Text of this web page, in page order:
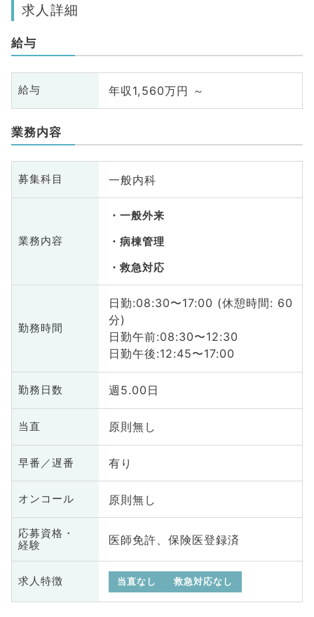
求人詳細
給与
給与 年収1,560万円 ～
業務内容
募集科目 一般内科
業務内容
一般外来
病棟管理
救急対応
勤務時間
日勤:08:30〜17:00 (休憩時間: 60
分)
日勤午前:08:30〜12:30
日勤午後:12:45〜17:00
勤務日数 週5.00日
当直 原則無し
早番／遅番 有り
オンコール 原則無し
応募資格・
経験
医師免許、保険医登録済
求人特徴 当直なし 救急対応なし